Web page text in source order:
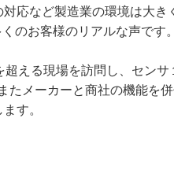
応など製造業の環境は大き
のお客様のリアルな声です。
える現場を訪問し、センサ
メーカーと商社の機能を
す。